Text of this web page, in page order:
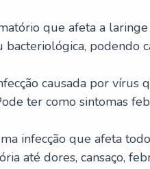
que afeta a
podendo
causada por vírus
ter como sintomas
infecção que afeta
até dores, cansaço,